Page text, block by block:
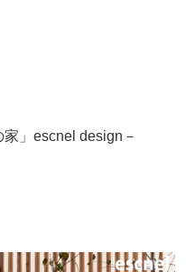
」escnel design－